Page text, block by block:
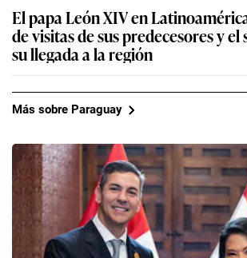
El papa León XIV en
de visitas de sus predecesores y
su llegada a la región
Más sobre Paraguay